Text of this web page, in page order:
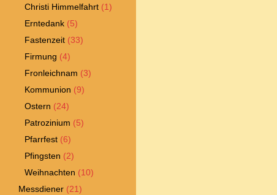
Christi Himmelfahrt (1)
Erntedank (5)
Fastenzeit (33)
Firmung (4)
Fronleichnam (3)
Kommunion (9)
Ostern (24)
Patrozinium (5)
Pfarrfest (6)
Pfingsten (2)
Weihnachten (10)
Messdiener (21)